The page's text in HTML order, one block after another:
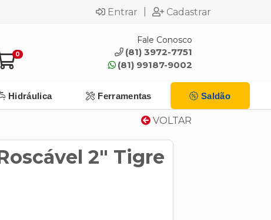
Entrar Cadastrar
0
Fale Conosco
(81) 3972-7751
(81) 99187-9002
Hidráulica Ferramentas Saldão
VOLTAR
2" Tigre